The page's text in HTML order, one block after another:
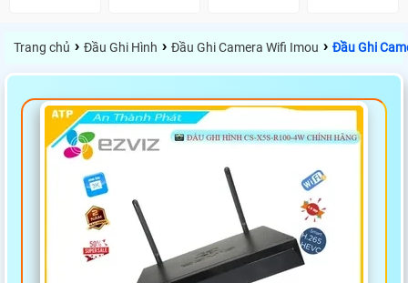
Trang chủ › Đầu Ghi Hình › Đầu Ghi Camera Wifi Imou › Đầu Ghi